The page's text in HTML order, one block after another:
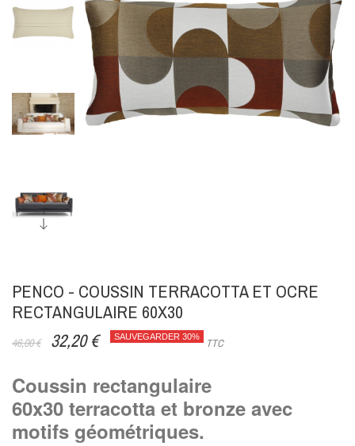
PENCO - COUSSIN TERRACOTTA ET OCRE
RECTANGULAIRE 60X30
46,00 € 32,20 € SAUVEGARDER 30%
TTC
Coussin rectangulaire
60x30 terracotta et bronze avec
motifs géométriques.